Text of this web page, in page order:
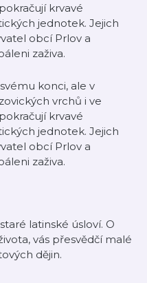
krvavé
jednotek. Jejich
obcí Prlov a
zaživa.
konci, ale v
vrchů i ve
krvavé
jednotek. Jejich
obcí Prlov a
zaživa.
latinské úsloví. O
vás přesvědčí malé
dějin.